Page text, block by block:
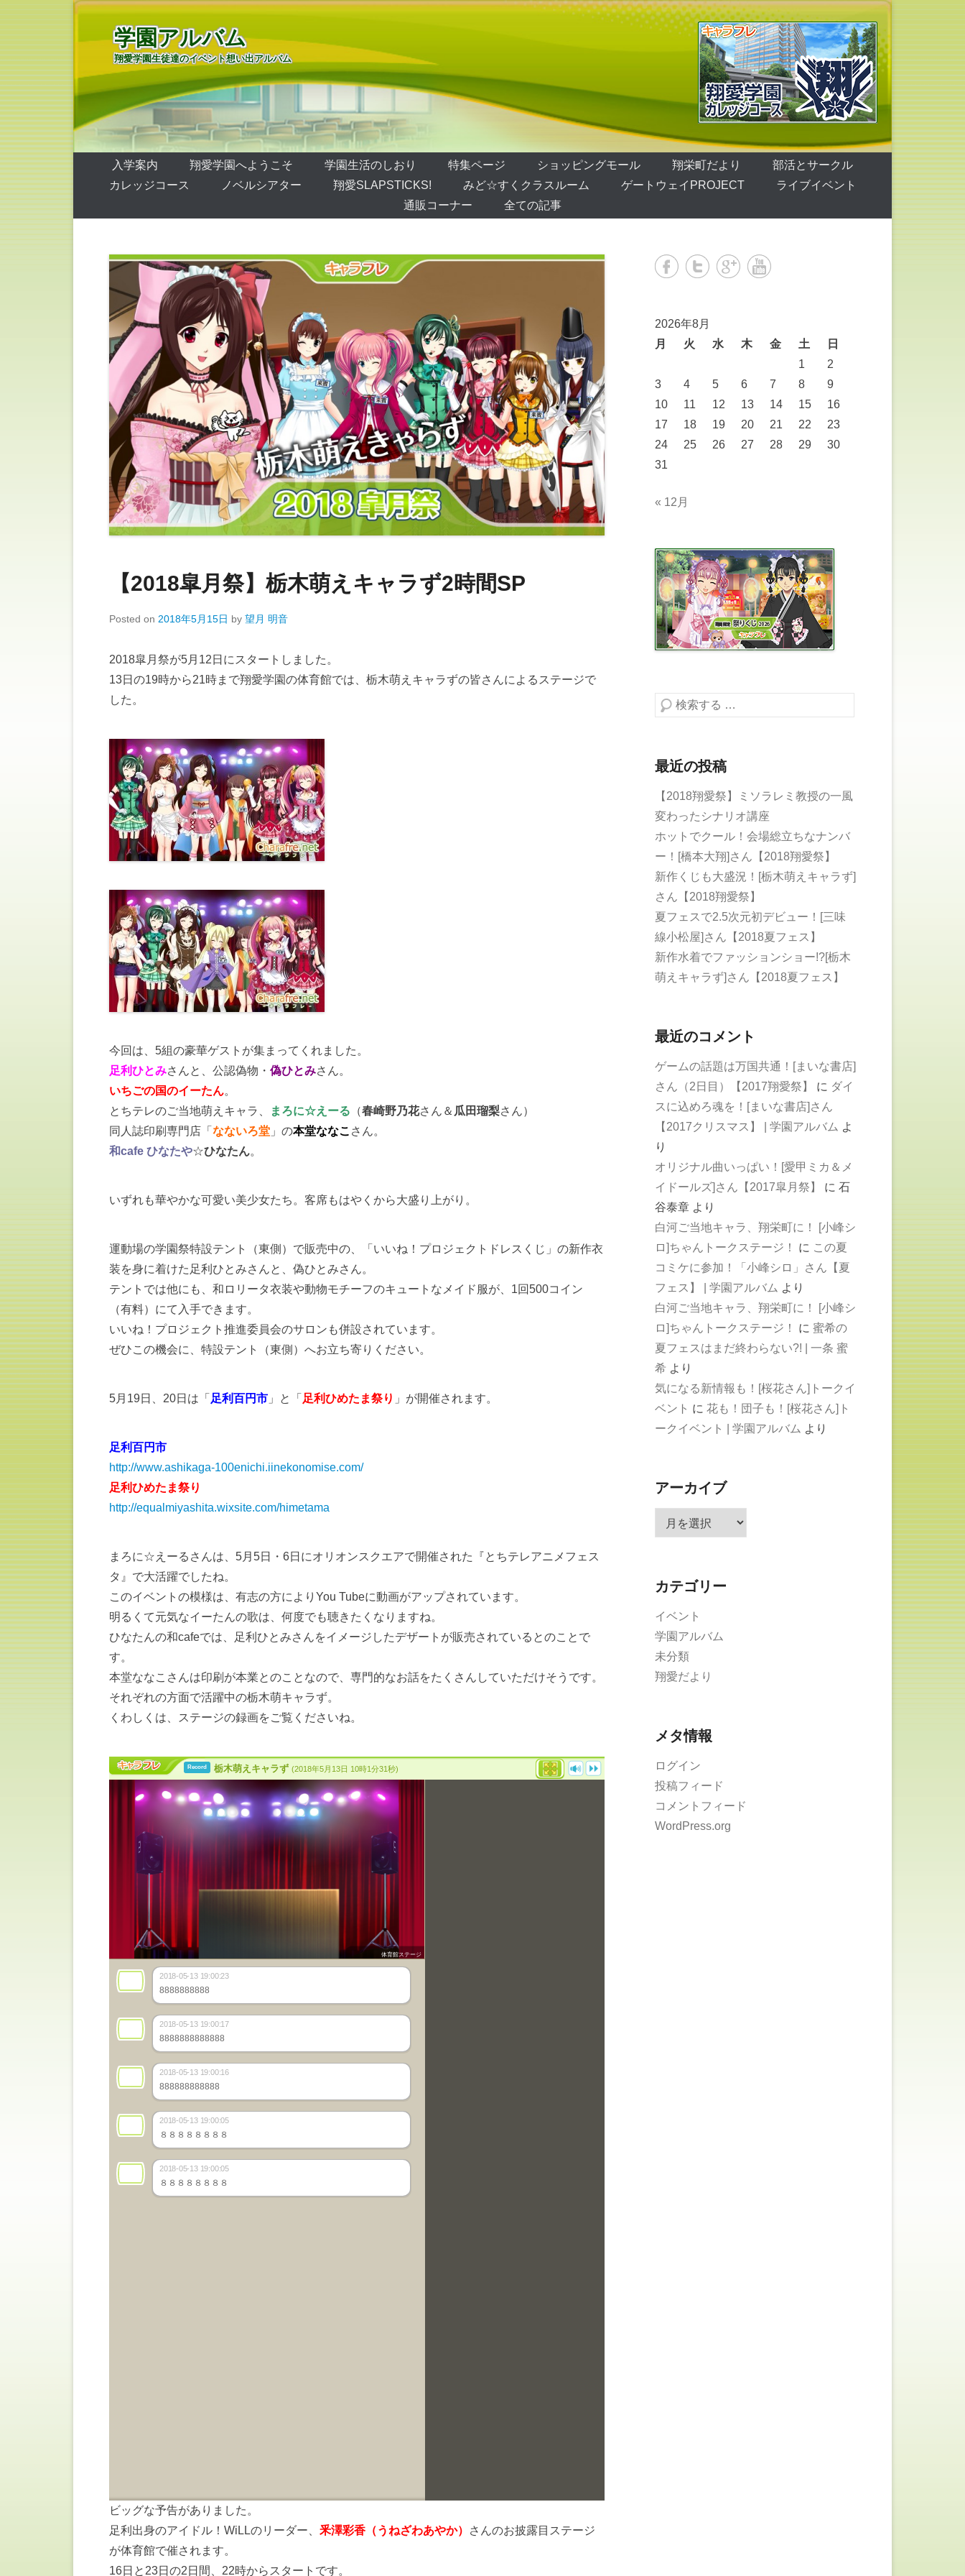
学園アルバム
翔愛学園生徒達のイベント想い出アルバム
第1メニュー
コンテンツへ移動
入学案内 翔愛学園へようこそ 学園生活のしおり 特集ページ ショッピングモール 翔栄町だより
部活とサークル
カレッジコース
ノベルシアター 翔愛SLAPSTICKS! みど☆すくクラスルーム ゲートウェイPROJECT
ライブイベント
通販コーナー
全ての記事
【2018皐月祭】栃木萌えキャラず2時間SP
Posted on 2018年5月15日 by 望月 明音
2018皐月祭が5月12日にスタートしました。
13日の19時から21時まで翔愛学園の体育館では、栃木萌えキャラずの皆さんによるステージで
した。
今回は、5組の豪華ゲストが集まってくれました。
足利ひとみさんと、公認偽物・ 偽ひとみさん。
いちごの国のイーたん。
とちテレのご当地萌えキャラ、
まろに☆えーる （春崎野乃花さん＆ 瓜田瑠梨さん）
同人誌印刷専門店「 なないろ堂 」の本堂ななこ さん。
和cafe ひなたや☆ひなたん。
いずれも華やかな可愛い美少女たち。客席もはやくから大盛り上がり。
運動場の学園祭特設テント（東側）で販売中の、「いいね！プロジェクトドレスくじ」の新作衣
装を身に着けた足利ひとみさんと、偽ひとみさん。
テントでは他にも、和ロリータ衣装や動物モチーフのキュートなメイド服が、1回500コイン
（有料）にて入手できます。
いいね！プロジェクト推進委員会のサロンも併設されています。
ぜひこの機会に、特設テント（東側）へお立ち寄りください。
5月19日、20日は「 足利百円市 」と「 足利ひめたま祭り 」が開催されます。
足利百円市
http://www.ashikaga-100enichi.iinekonomise.com/
足利ひめたま祭り
http://equalmiyashita.wixsite.com/himetama
まろに☆えーるさんは、5月5日・6日にオリオンスクエアで開催された『とちテレアニメフェス
タ』で大活躍でしたね。
このイベントの模様は、有志の方によりYou Tubeに動画がアップされています。
明るくて元気なイーたんの歌は、何度でも聴きたくなりますね。
ひなたんの和cafeでは、足利ひとみさんをイメージしたデザートが販売されているとのことで
す。
本堂ななこさんは印刷が本業とのことなので、専門的なお話をたくさんしていただけそうです。
それぞれの方面で活躍中の栃木萌キャラず。
くわしくは、ステージの録画をご覧くださいね。
ビッグな予告がありました。
足利出身のアイドル！WiLLのリーダー、 釆澤彩香（うねざわあやか）
さんのお披露目ステージ
が体育館で催されます。
16日と23日の2日間、22時からスタートです。
2026年8月
月
火 水 木 金 土
日
1
2
3
4 5 6 7 8
9
10
11 12 13 14 15
16
17
18 19 20 21 22
23
24
25 26 27 28 29
30
31
« 12月
検索する
最近の投稿
【2018翔愛祭】ミソラレミ教授の一風
変わったシナリオ講座
ホットでクール！会場総立ちなナンバ
ー！[橋本大翔]さん【2018翔愛祭】
新作くじも大盛況！[栃木萌えキャラず]
さん【2018翔愛祭】
夏フェスで2.5次元初デビュー！[三味
線小松屋]さん【2018夏フェス】
新作水着でファッションショー!?[栃木
萌えキャラず]さん【2018夏フェス】
最近のコメント
ゲームの話題は万国共通！[まいな書店]
さん（2日目）【2017翔愛祭】
に ダイ
スに込めろ魂を！[まいな書店]さん
【2017クリスマス】 | 学園アルバム よ
り
オリジナル曲いっぱい！[愛甲ミカ＆メ
イドールズ]さん【2017皐月祭】
に 石
谷泰章 より
白河ご当地キャラ、翔栄町に！ [小峰シ
ロ]ちゃんトークステージ！
に この夏
コミケに参加！「小峰シロ」さん【夏
フェス】 | 学園アルバム より
白河ご当地キャラ、翔栄町に！ [小峰シ
ロ]ちゃんトークステージ！
に 蜜希の
夏フェスはまだ終わらない?! | 一条 蜜
希 より
気になる新情報も！[桜花さん]トークイ
ベント に 花も！団子も！[桜花さん]ト
ークイベント | 学園アルバム より
アーカイブ
ー
カテゴリー
イベント
学園アルバム
未分類
翔愛だより
メタ情報
ログイン
投稿フィード
コメントフィード
WordPress.org